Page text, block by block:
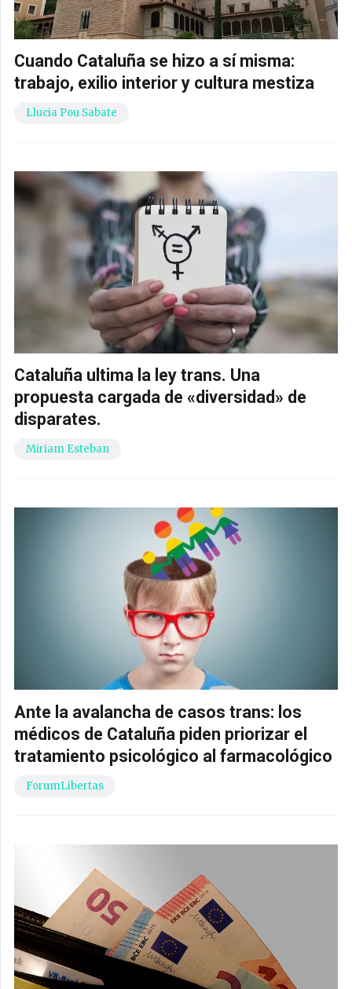
Cuando Cataluña se hizo a sí misma:
trabajo, exilio interior y cultura mestiza
Llucia Pou Sabate
Cataluña ultima la ley trans. Una
propuesta cargada de «diversidad» de
disparates.
Miriam Esteban
Ante la avalancha de casos trans: los
médicos de Cataluña piden priorizar el
tratamiento psicológico al farmacológico
ForumLibertas